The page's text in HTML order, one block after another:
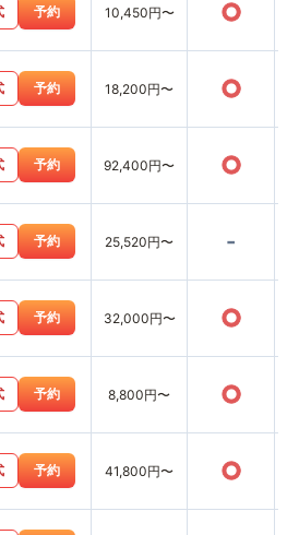
予約 10,450円〜 ○
予約 18,200円〜 ○
予約 92,400円〜 ○
予約 25,520円〜 -
予約 32,000円〜 ○
予約 8,800円〜 ○
予約 41,800円〜 ○